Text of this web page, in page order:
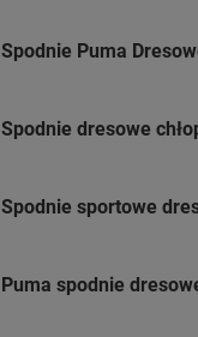
Spodnie Puma
Spodnie dresowe
Spodnie sportowe
Puma spodnie